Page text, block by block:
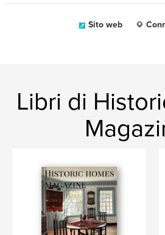
Sito web
Libri di